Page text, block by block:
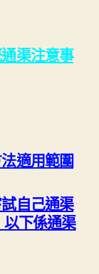
渠注意事
適用範圍
自己通渠
以下係通渠